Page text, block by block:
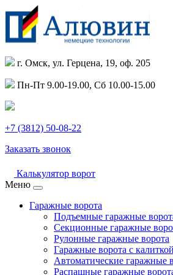
г. Омск, ул. Герцена, 19, оф. 205
Пн-Пт 9.00-19.00, Сб 10.00-15.00
+7 (3812) 50-08-22
Заказать звонок
Калькулятор ворот
Меню
Гаражные ворота
Подъемные гаражные
Секционные гаражные
Рулонные гаражные ворота
Гаражные ворота с калиткой
Автоматические гаражные
Распашные гаражные